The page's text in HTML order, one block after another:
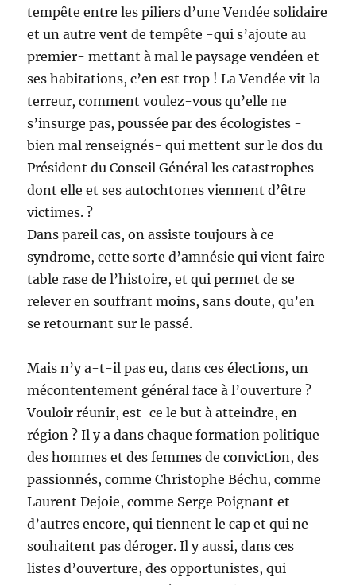
tempête entre les piliers d’une Vendée solidaire
et un autre vent de tempête -qui s’ajoute au
premier- mettant à mal le paysage vendéen et
ses habitations, c’en est trop ! La Vendée vit la
terreur, comment voulez-vous qu’elle ne
s’insurge pas, poussée par des écologistes -
bien mal renseignés- qui mettent sur le dos du
Président du Conseil Général les catastrophes
dont elle et ses autochtones viennent d’être
victimes. ?
Dans pareil cas, on assiste toujours à ce
syndrome, cette sorte d’amnésie qui vient faire
table rase de l’histoire, et qui permet de se
relever en souffrant moins, sans doute, qu’en
se retournant sur le passé.
Mais n’y a-t-il pas eu, dans ces élections, un
mécontentement général face à l’ouverture ?
Vouloir réunir, est-ce le but à atteindre, en
région ? Il y a dans chaque formation politique
des hommes et des femmes de conviction, des
passionnés, comme Christophe Béchu, comme
Laurent Dejoie, comme Serge Poignant et
d’autres encore, qui tiennent le cap et qui ne
souhaitent pas déroger. Il y aussi, dans ces
listes d’ouverture, des opportunistes, qui